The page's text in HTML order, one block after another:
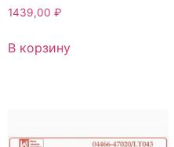
1439,00 ₽
В корзину